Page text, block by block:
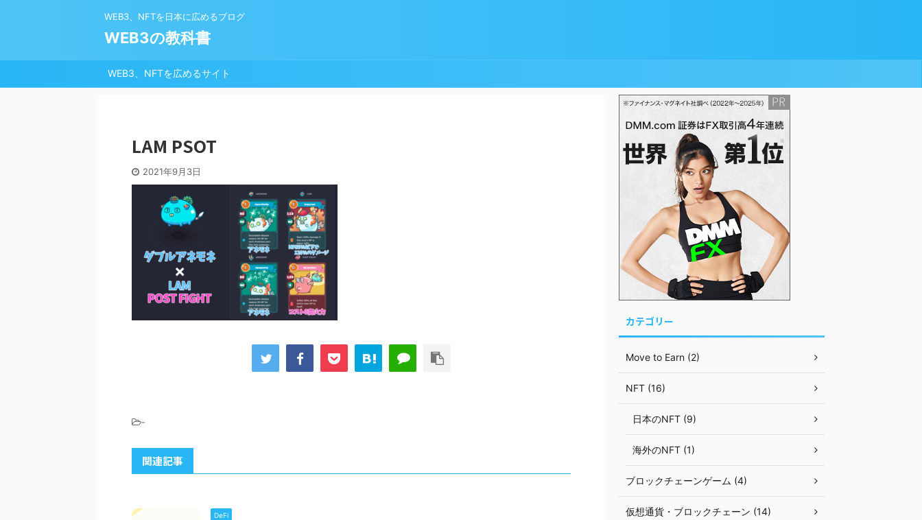
WEB3、NFTを日本に広めるブログ
WEB3の教科書
WEB3、NFTを広めるサイト
LAM PSOT
2021年9月3日
-
関連記事
DeFi
カテゴリー
Move to Earn (2)
NFT (16)
日本のNFT (9)
海外のNFT (1)
ブロックチェーンゲーム (4)
仮想通貨・ブロックチェーン (14)